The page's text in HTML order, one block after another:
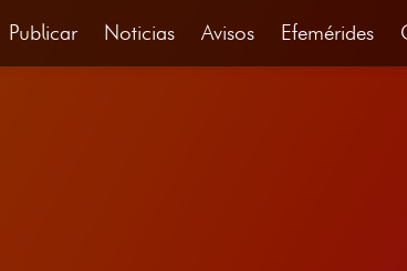
Publicar Noticias Avisos Efemérides